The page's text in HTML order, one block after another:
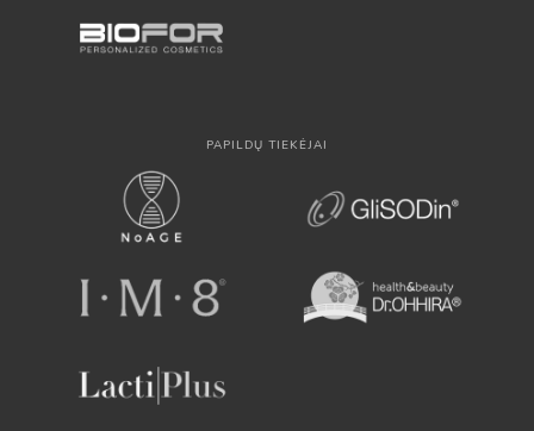
PAPILDŲ TIEKĖJAI